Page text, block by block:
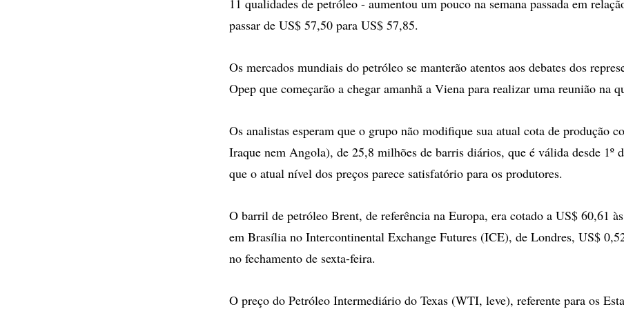
11 qualidades de petróleo - aumentou um pouco na semana passada em
passar de US$ 57,50 para US$ 57,85.
Os mercados mundiais do petróleo se manterão atentos aos debates dos
Opep que começarão a chegar amanhã a Viena para realizar uma reunião na
Os analistas esperam que o grupo não modifique sua atual cota de produção
Iraque nem Angola), de 25,8 milhões de barris diários, que é válida desde 1º
que o atual nível dos preços parece satisfatório para os produtores.
O barril de petróleo Brent, de referência na Europa, era cotado a US$ 60,61
em Brasília no Intercontinental Exchange Futures (ICE), de Londres, US$
no fechamento de sexta-feira.
O preço do Petróleo Intermediário do Texas (WTI, leve), referente para os